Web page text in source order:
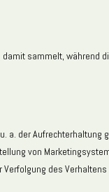
sammelt, während
a. der Aufrechterhaltung
von
des